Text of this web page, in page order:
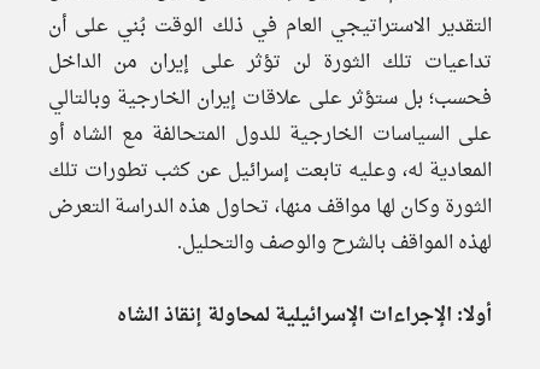
التقدير الاستراتيجي العام في ذلك الوقت بُني على أن
تداعيات تلك الثورة لن تؤثر على إيران من الداخل
فحسب؛ بل ستؤثر على علاقات إيران الخارجية وبالتالي
على السياسات الخارجية للدول المتحالفة مع الشاه أو
المعادية له، وعليه تابعت إسرائيل عن كثب تطورات تلك
الثورة وكان لها مواقف منها، تحاول هذه الدراسة التعرض
لهذه المواقف بالشرح والوصف والتحليل.
أولا: الإجراءات الإسرائيلية لمحاولة إنقاذ الشاه